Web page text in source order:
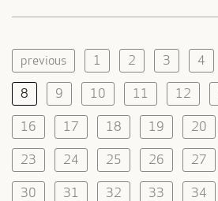
previous 1 2 3 4
8 9 10 11 12
16 17 18 19 20
23 24 25 26 27
30 31 32 33 34